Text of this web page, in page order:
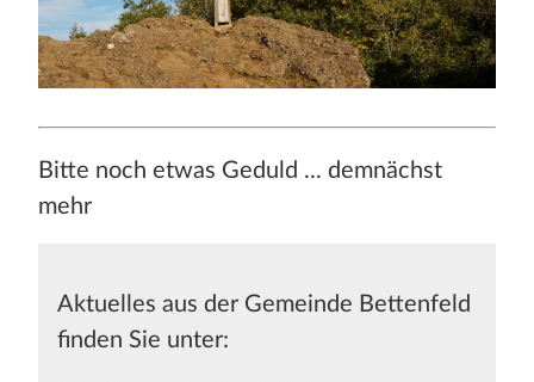
Bitte noch etwas Geduld ... demnächst
mehr
Aktuelles aus der Gemeinde Bettenfeld
finden Sie unter: